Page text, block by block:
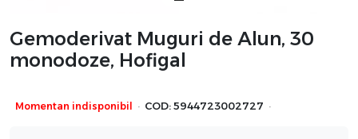
Gemoderivat Muguri de Alun, 30
monodoze, Hofigal
Momentan indisponibil · COD: 5944723002727 ·